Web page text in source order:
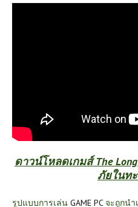
ดาวน์โหลดเกมส์ The
ภัยในท
รูปแบบการเล่น GAME PCจะถูกนำ